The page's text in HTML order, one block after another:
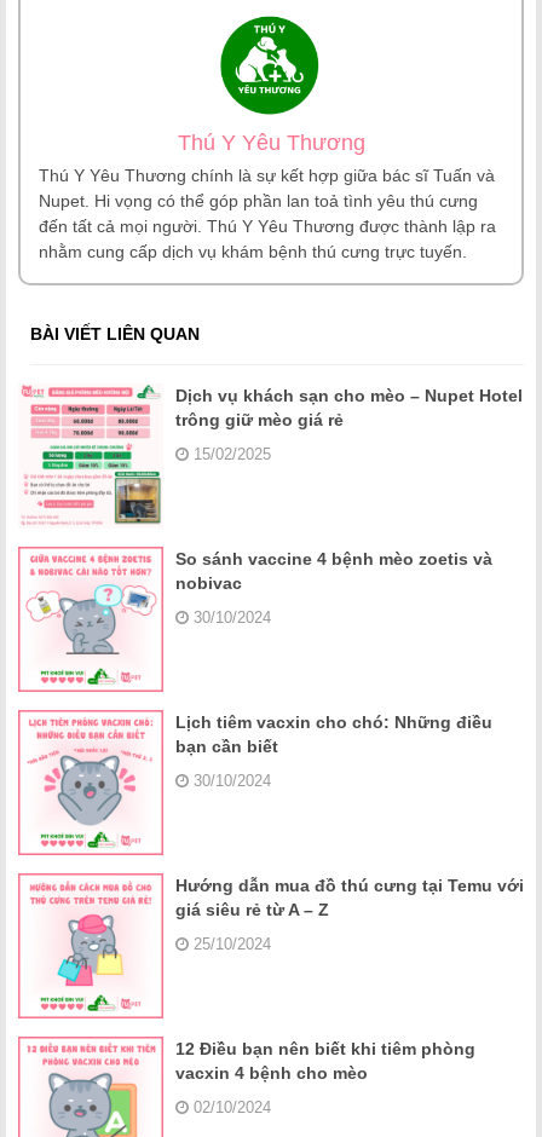
Thú Y Yêu Thương
Thú Y Yêu Thương chính là sự kết hợp giữa bác sĩ Tuấn và
Nupet. Hi vọng có thể góp phần lan toả tình yêu thú cưng
đến tất cả mọi người. Thú Y Yêu Thương được thành lập ra
nhằm cung cấp dịch vụ khám bệnh thú cưng trực tuyến.
BÀI VIẾT LIÊN QUAN
Dịch vụ khách sạn cho mèo – Nupet Hotel
trông giữ mèo giá rẻ
15/02/2025
So sánh vaccine 4 bệnh mèo zoetis và
nobivac
30/10/2024
Lịch tiêm vacxin cho chó: Những điều
bạn cần biết
30/10/2024
Hướng dẫn mua đồ thú cưng tại Temu với
giá siêu rẻ từ A – Z
25/10/2024
12 Điều bạn nên biết khi tiêm phòng
vacxin 4 bệnh cho mèo
02/10/2024